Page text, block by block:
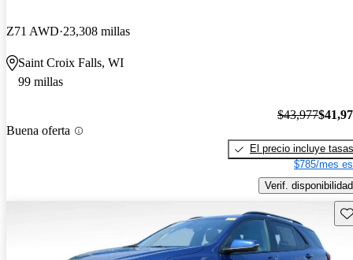
Z71 AWD 23,308 millas
Saint Croix Falls, WI
99 millas
Buena oferta
$43,977
El precio incluye tasas
$785/mes
Verif. disponibilidad